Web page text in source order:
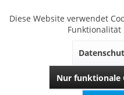
Alle VARIASOPHIA Dirndl
hergestellt. Vom Zuschnitt
hinter diesen Dirndln
Diese Website verwendet
Funktionalität
Nur funktionale